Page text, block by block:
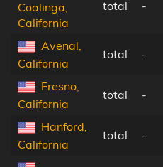
Coalinga,
California
total -
Avenal,
California
total -
Fresno,
California
total -
Hanford,
California
total -